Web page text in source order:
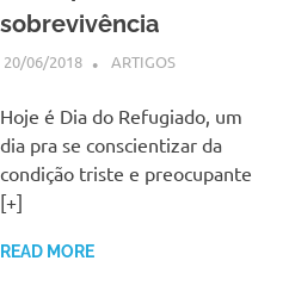
sobrevivência
20/06/2018 SSPS BRASIL
ARTIGOS
Hoje é Dia do Refugiado, um
dia pra se conscientizar da
condição triste e preocupante
[+]
READ MORE